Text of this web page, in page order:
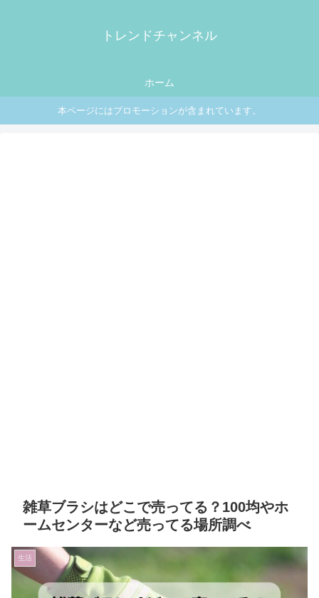
トレンドチャンネル
ホーム
本ページにはプロモーションが含まれています。
雑草ブラシはどこで売ってる？100均やホ
ームセンターなど売ってる場所調べ
生活